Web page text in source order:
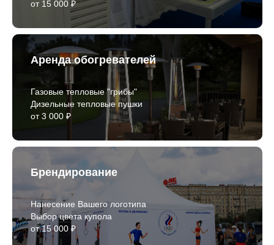
от 15 000 ₽
Аренда обогревателей
Газовые тепловые "грибы"
Дизельные тепловые пушки
от 3 000 ₽
Брендирование
Нанесение Вашего логотипа
Выбор цвета купола
от 15 000 ₽